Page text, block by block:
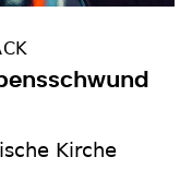
Kirche